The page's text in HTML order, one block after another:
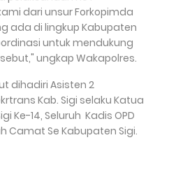
dari unsur Forkopimda
ada di lingkup Kabupaten
untuk mendukung
ungkap Wakapolres.
dihadiri Asisten 2
Kab. Sigi selaku Katua
Ke-14, Seluruh Kadis OPD
Camat Se Kabupaten Sigi.